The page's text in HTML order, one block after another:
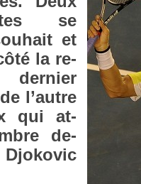
se
et
la re­
de­rni­er
l’autre
qui at­
de­